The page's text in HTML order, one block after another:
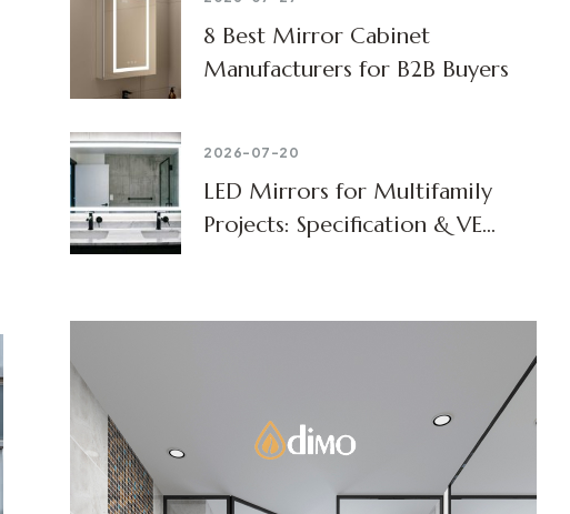
8 Best Mirror Cabinet
Manufacturers for B2B Buyers
2026-07-20
LED Mirrors for Multifamily
Projects: Specification & VE